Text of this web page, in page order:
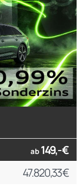
ab 149,- €
47.820,33 €